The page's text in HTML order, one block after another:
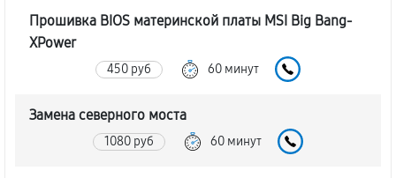
Прошивка BIOS материнской платы MSI Big Bang-
XPower
450 руб 60 минут
Замена северного моста
1080 руб 60 минут